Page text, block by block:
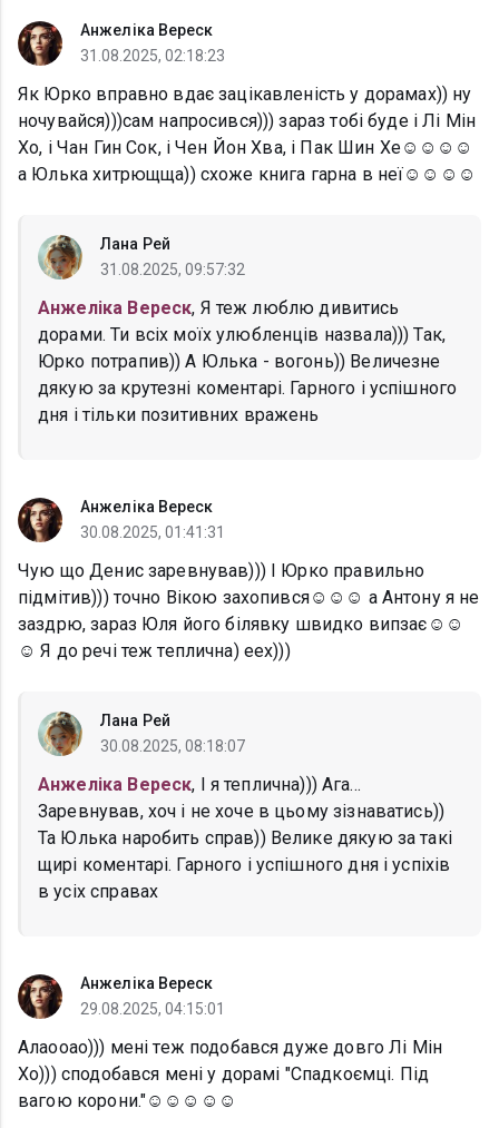
Анжеліка Вереск
31.08.2025, 02:18:23
Як Юрко вправно вдає зацікавленість у дорамах)) ну
ночувайся)))сам напросився))) зараз тобі буде і Лі Мін
Хо, і Чан Гин Сок, і Чен Йон Хва, і Пак Шин Хе☺️☺️☺️☺️
а Юлька хитрющща)) схоже книга гарна в неї☺️☺️☺️☺️
Лана Рей
31.08.2025, 09:57:32
Анжеліка Вереск, Я теж люблю дивитись
дорами. Ти всіх моїх улюбленців назвала))) Так,
Юрко потрапив)) А Юлька - вогонь)) Величезне
дякую за крутезні коментарі. Гарного і успішного
дня і тільки позитивних вражень
Анжеліка Вереск
30.08.2025, 01:41:31
Чую що Денис заревнував))) І Юрко правильно
підмітив))) точно Вікою захопився☺️☺️☺️ а Антону я не
заздрю, зараз Юля його білявку швидко випзає☺️☺️
☺️ Я до речі теж теплична) еех)))
Лана Рей
30.08.2025, 08:18:07
Анжеліка Вереск, І я теплична))) Ага...
Заревнував, хоч і не хоче в цьому зізнаватись))
Та Юлька наробить справ)) Велике дякую за такі
щирі коментарі. Гарного і успішного дня і успіхів
в усіх справах
Анжеліка Вереск
29.08.2025, 04:15:01
Алаооао))) мені теж подобався дуже довго Лі Мін
Хо))) сподобався мені у дорамі "Спадкоємці. Під
вагою корони."☺️☺️☺️☺️☺️